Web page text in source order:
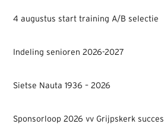
4 augustus start training A/B selectie
Indeling senioren 2026-2027
Sietse Nauta 1936 – 2026
Sponsorloop 2026 vv Grijpskerk succes